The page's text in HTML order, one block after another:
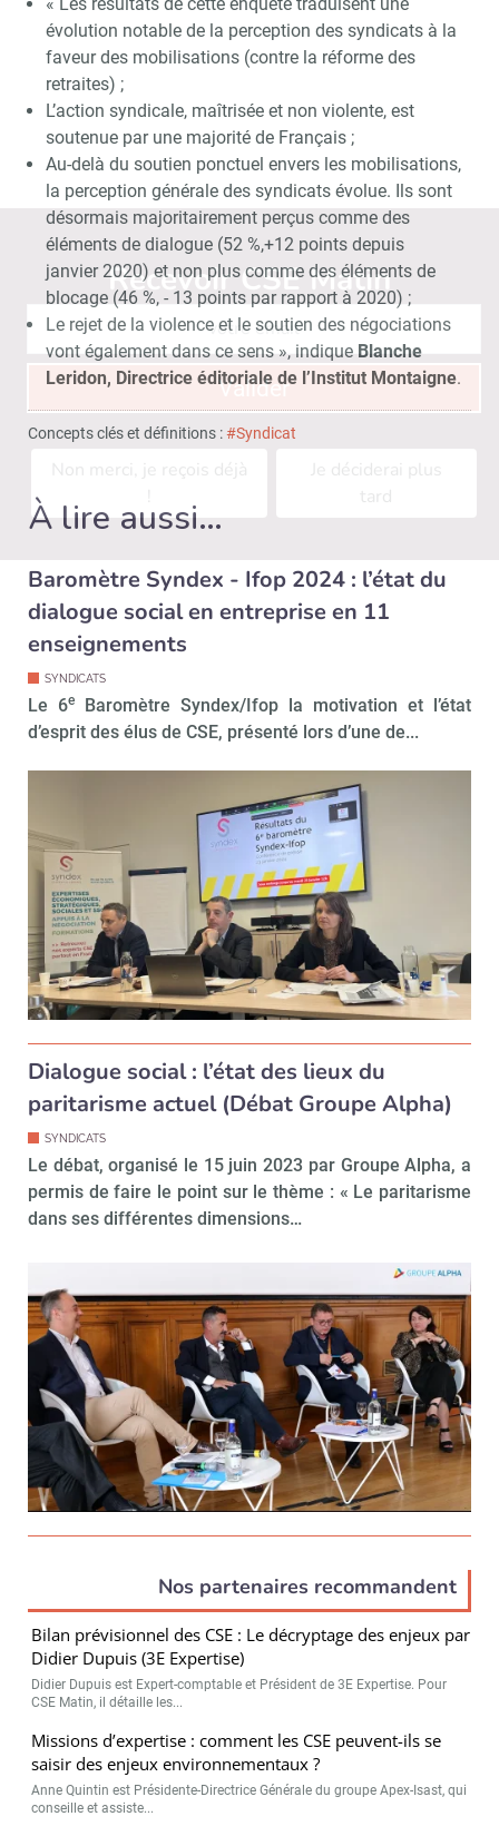
évolution notable de la perception des syndicats à la
faveur des mobilisations (contre la réforme des
retraites) ;
L’action syndicale, maîtrisée et non violente, est
soutenue par une majorité de Français ;
Au-delà du soutien ponctuel envers les mobilisations,
la perception générale des syndicats évolue. Ils sont
désormais majoritairement perçus comme des
éléments de dialogue (52 %,+12 points depuis
janvier 2020) et non plus comme des éléments de
blocage (46 %, - 13 points par rapport à 2020) ;
Le rejet de la violence et le soutien des négociations
vont également dans ce sens », indiqueBlanche
Leridon, Directrice éditoriale de l’Institut Montaigne.
Concepts clés et définitions :#Syndicat
À lire aussi…
Baromètre Syndex - Ifop 2024 : l’état du
dialogue social en entreprise en 11
enseignements
SYNDICATS
Le 6e
Baromètre Syndex/Ifop la motivation et l’état
d’esprit des élus de CSE, présenté lors d’une de...
Dialogue social : l’état des lieux du
paritarisme actuel (Débat Groupe Alpha)
SYNDICATS
Le débat, organisé le 15 juin 2023 par Groupe Alpha, a
permis de faire le point sur le thème : « Le paritarisme
dans ses différentes dimensions…
Nos partenaires recommandent
Bilan prévisionnel des CSE : Le décryptage des enjeux par
Didier Dupuis (3E Expertise)
Didier Dupuis est Expert-comptable et Président de 3E Expertise. Pour
CSE Matin, il détaille les...
Missions d’expertise : comment les CSE peuvent-ils se
saisir des enjeux environnementaux ?
Anne Quintin est Présidente-Directrice Générale du groupe Apex-Isast, qui
conseille et assiste...
Recevoir CSE MatinAbonnez-
Valider
Non merci, je reçois déjà
Je déciderai plus
tard